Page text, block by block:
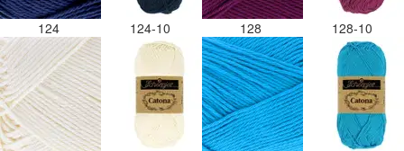
124 124-10 128 128-10